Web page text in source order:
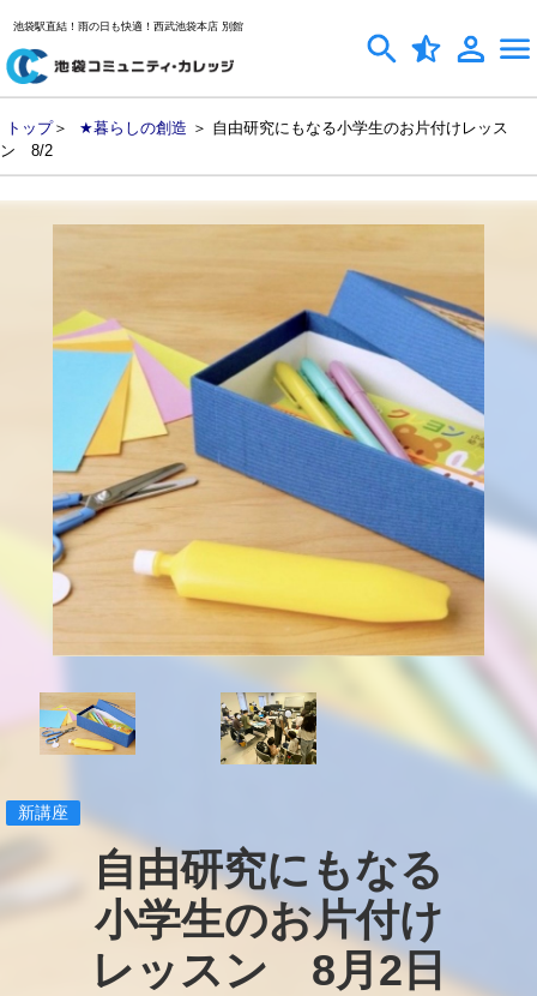
池袋駅直結！雨の日も快適！西武池袋本店 別館
トップ＞ ★暮らしの創造 ＞ 自由研究にもなる小学生のお片付けレッス
ン 8/2
新講座
自由研究にもなる
小学生のお片付け
レッスン　8月2日